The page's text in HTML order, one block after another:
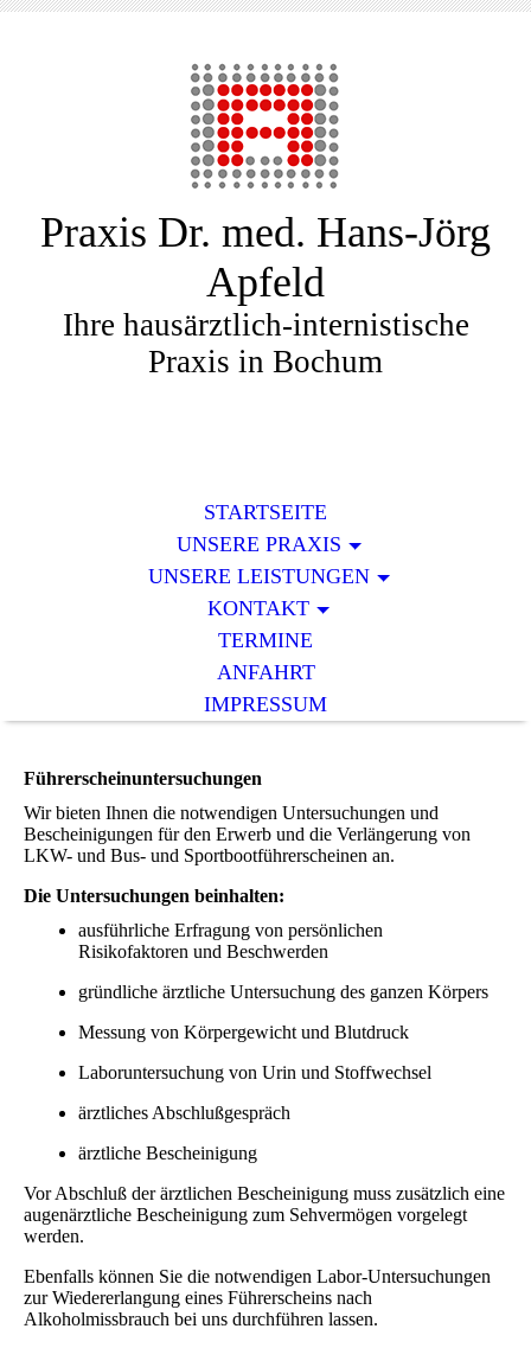
Praxis Dr. med. Hans-Jörg
Apfeld
Ihre hausärztlich-internistische
Praxis in Bochum
STARTSEITE
UNSERE PRAXIS
UNSERE LEISTUNGEN
KONTAKT
TERMINE
ANFAHRT
IMPRESSUM
Führerscheinuntersuchungen
Wir bieten Ihnen die notwendigen Untersuchungen und
Bescheinigungen für den Erwerb und die Verlängerung von
LKW- und Bus- und Sportbootführerscheinen an.
Die Untersuchungen beinhalten:
ausführliche Erfragung von persönlichen
Risikofaktoren und Beschwerden
gründliche ärztliche Untersuchung des ganzen Körpers
Messung von Körpergewicht und Blutdruck
Laboruntersuchung von Urin und Stoffwechsel
ärztliches Abschlußgespräch
ärztliche Bescheinigung
Vor Abschluß der ärztlichen Bescheinigung muss zusätzlich eine
augenärztliche Bescheinigung zum Sehvermögen vorgelegt
werden.
Ebenfalls können Sie die notwendigen Labor-Untersuchungen
zur Wiedererlangung eines Führerscheins nach
Alkoholmissbrauch bei uns durchführen lassen.